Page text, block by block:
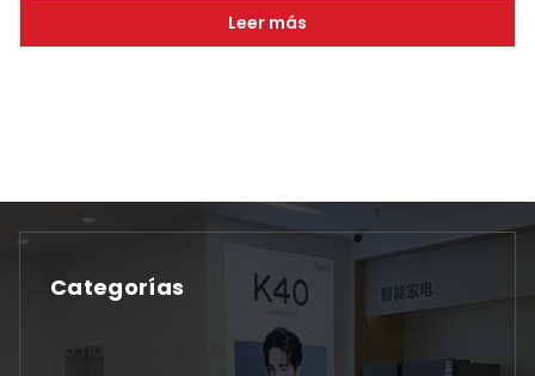
Leer más
Categorías
No hay categorías